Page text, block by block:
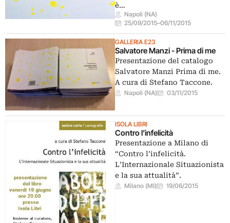
è…
Napoli (NA)
25/09/2015–06/11/2015
GALLERIA E23
Salvatore Manzi - Prima di me
Presentazione del catalogo
Salvatore Manzi Prima di me.
A cura di Stefano Taccone.
Napoli (NA) 03/11/2015
ISOLA LIBRI
Contro l’infelicità
Presentazione a Milano di
“Contro l’infelicità.
L’Internazionale Situazionista
e la sua attualità”.
Milano (MI) 19/06/2015